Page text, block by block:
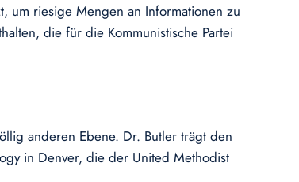
um riesige Mengen an Informationen zu
die für die Kommunistische Partei
anderen Ebene. Dr. Butler trägt den
in Denver, die der United Methodist